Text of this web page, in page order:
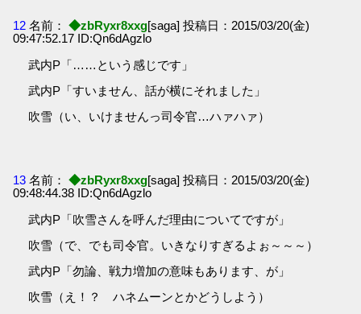
12 名前： ◆zbRyxr8xxg[saga] 投稿日：2015/03/20(金)
09:47:52.17 ID:Qn6dAgzlo
武内P「……という感じです」
武内P「すいません、話が横にそれました」
吹雪（い、いけませんっ司令官…ハァハァ）
13 名前： ◆zbRyxr8xxg[saga] 投稿日：2015/03/20(金)
09:48:44.38 ID:Qn6dAgzlo
武内P「吹雪さんを呼んだ理由についてですが」
吹雪（で、でも司令官。いきなりすぎるよぉ～～～）
武内P「勿論、戦力増加の意味もあります、が」
吹雪（え！？ ハネムーンとかどうしよう）